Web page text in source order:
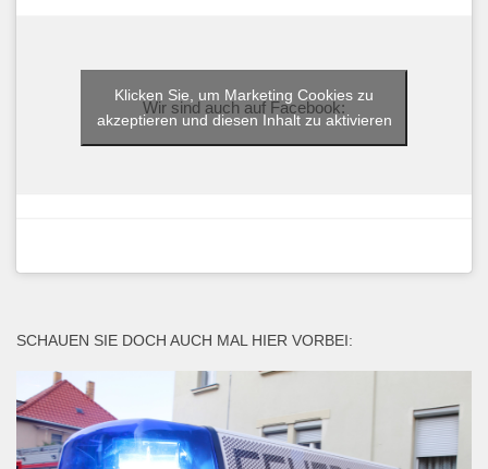
Wir sind auch auf Facebook:
Klicken Sie, um Marketing Cookies zu
akzeptieren und diesen Inhalt zu aktivieren
SCHAUEN SIE DOCH AUCH MAL HIER VORBEI: